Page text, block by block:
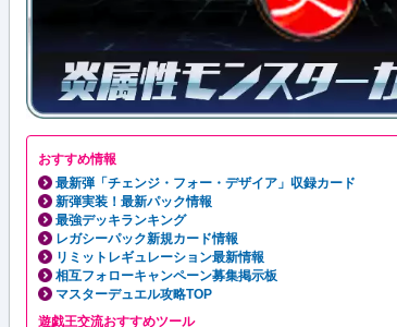
おすすめ情報
最新弾「チェンジ・フォー・デザイア」収録カード
新弾実装！最新パック情報
最強デッキランキング
レガシーパック新規カード情報
リミットレギュレーション最新情報
相互フォローキャンペーン募集掲示板
マスターデュエル攻略TOP
遊戯王交流おすすめツール